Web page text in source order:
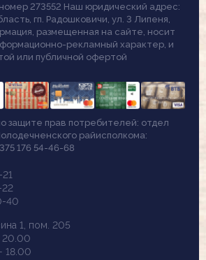
273552 Наш юридический адрес:
гп. Радошковичи, ул. 3 Липеня,
размещенная на сайте, носит
рекламный характер, и
или публичной офертой
защите прав потребителей: отдел
райисполкома:
176 54-46-68
22
40
1, пом. 205
20.00
18.00